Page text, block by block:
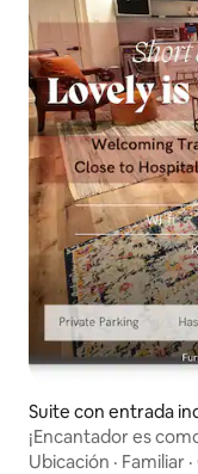
Suite con entrada
nge
¡Encantador es
Ubicación · Familiar ·